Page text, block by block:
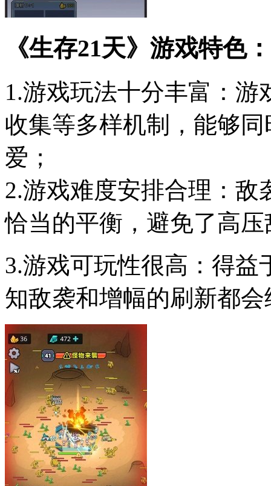
《生存21天》游戏特色：
1.游戏玩法十分丰富：
收集等多样机制，能够
爱；
2.游戏难度安排合理：
恰当的平衡，避免了高
3.游戏可玩性很高：得
知敌袭和增幅的刷新都